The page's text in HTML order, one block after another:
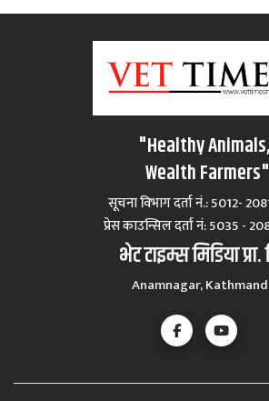
"Healthy Animals,
Wealth Farmers"
सूचना विभाग दर्ता नं.: 5012-
प्रेस काउन्सिल दर्ता नं‍: 5035 -
भेट टाइम्स मिडिया
Anamnagar,